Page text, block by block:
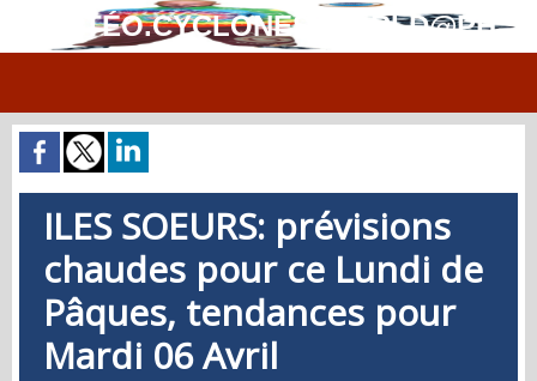
MÉTÉO.CYCLONES.WORLD@PH
ILES SOEURS: prévisions
chaudes pour ce Lundi de
Pâques, tendances pour
Mardi 06 Avril